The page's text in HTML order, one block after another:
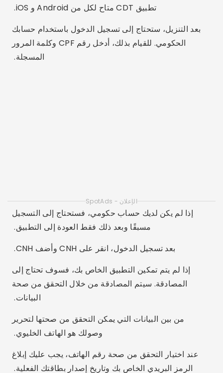
تطبيق CDT متاح لكل من Android و iOS.
بعد التنزيل، ستحتاج إلى تسجيل الدخول باستخدام حسابك
الحكومي. للقيام بذلك، أدخل رقم CPF وكلمة المرور
المسجلة.
وصولك هو الهاتف الخليوي.
عند اختيار التحقق من صحة رقم الهاتف، يجب عليك إبلاغ
الرمز البريدي الخاص بك وتاريخ إصدار بطاقتك الفعلية.
ثم قم بإجراء التحقق من صحة هاتفك والتعرف على الوجه.
قريبًا، سيكون CNH الخاص بك متاحًا.
الآن بعد أن أصبح CNH متاحًا، فقد حان الوقت للحصول على
CRLV الرقمي.